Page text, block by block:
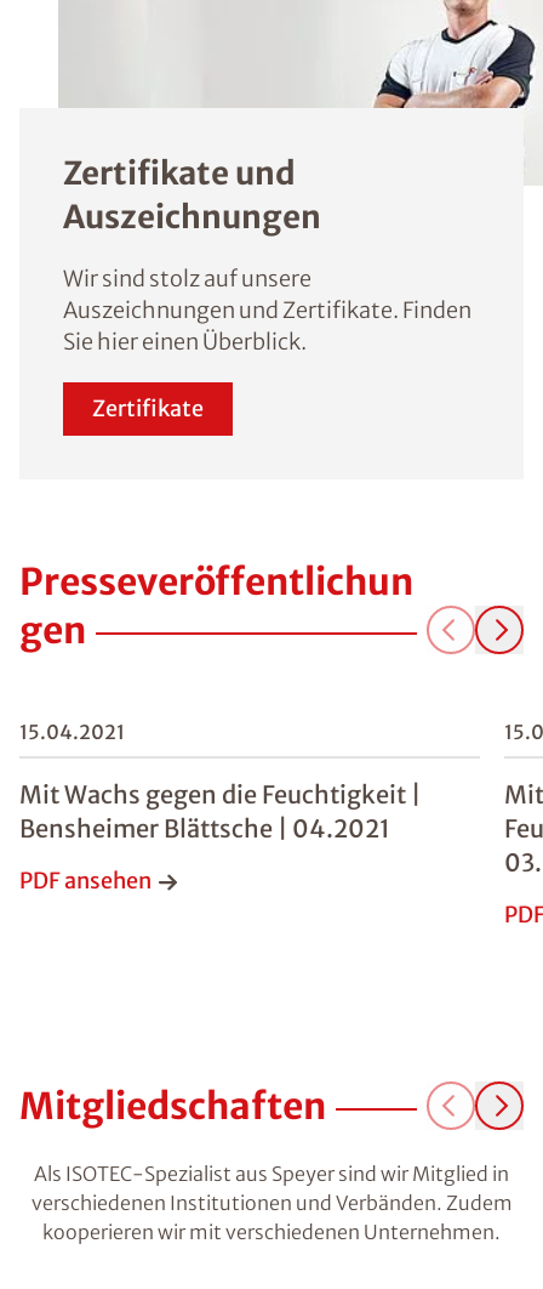
Zertifikate und
Auszeichnungen
Wir sind stolz auf unsere
Auszeichnungen und Zertifikate. Finden
Sie hier einen Überblick.
Zertifikate
Presseveröffentlichun
gen
15.04.2021
Mit Wachs gegen die Feuchtigkeit |
Bensheimer Blättsche | 04.2021
PDF ansehen
Mitgliedschaften
Als ISOTEC-Spezialist aus Speyer sind wir Mitglied in
verschiedenen Institutionen und Verbänden. Zudem
kooperieren wir mit verschiedenen Unternehmen.